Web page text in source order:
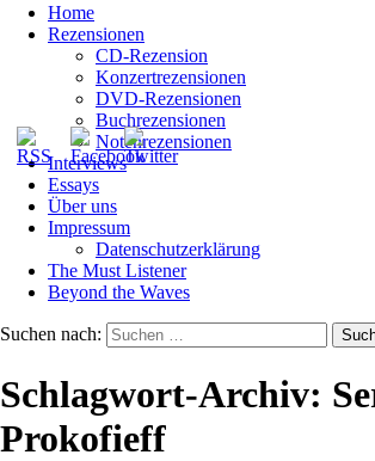
Home
Rezensionen
CD-Rezension
Konzertrezensionen
DVD-Rezensionen
Buchrezensionen
Notenrezensionen
Interviews
Essays
Über uns
Impressum
Datenschutzerklärung
The Must Listener
Beyond the Waves
Suchen nach:
Schlagwort-Archiv:
Prokofieff